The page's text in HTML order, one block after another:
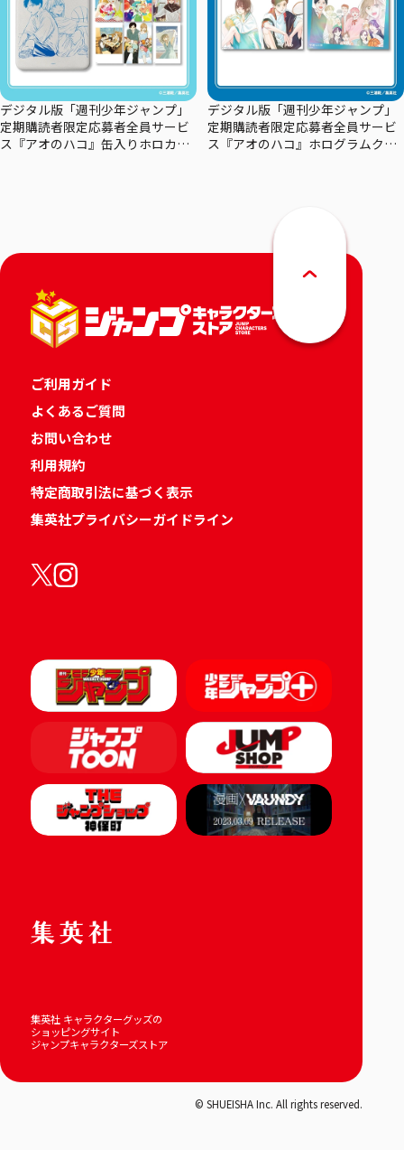
デジタル版「週刊少年ジャンプ」
定期購読者限定応募者全員サービ
ス『アオのハコ』缶入りホロカー
デジタル版「週刊少年ジャンプ」
定期購読者限定応募者全員サービ
ス『アオのハコ』ホログラムクリ
ご利用ガイド
よくあるご質問
お問い合わせ
利用規約
特定商取引法に基づく表示
集英社プライバシーガイドライン
集英社 キャラクターグッズの
ショッピングサイト
ジャンプキャラクターズストア
© SHUEISHA Inc. All rights reserved.